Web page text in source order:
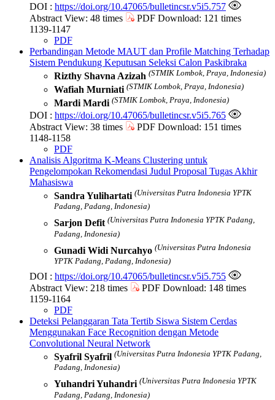
DOI : https://doi.org/10.47065/bulletincsr.v5i5.757
Abstract View: 48 times
PDF Download: 121 times
1139-1147
PDF
Perbandingan Metode MAUT dan Profile Matching Terhadap
Sistem Pendukung Keputusan Seleksi Calon Paskibraka
Rizthy Shavna Azizah (STMIK Lombok, Praya, Indonesia)
Wafiah Murniati (STMIK Lombok, Praya, Indonesia)
Mardi Mardi (STMIK Lombok, Praya, Indonesia)
DOI : https://doi.org/10.47065/bulletincsr.v5i5.765
Abstract View: 38 times
PDF Download: 151 times
1148-1158
PDF
Analisis Algoritma K-Means Clustering untuk
Pengelompokan Rekomendasi Judul Proposal Tugas Akhir
Mahasiswa
Sandra Yulihartati (Universitas Putra Indonesia YPTK
Padang, Padang, Indonesia)
Sarjon Defit (Universitas Putra Indonesia YPTK Padang,
Padang, Indonesia)
Gunadi Widi Nurcahyo (Universitas Putra Indonesia
YPTK Padang, Padang, Indonesia)
DOI : https://doi.org/10.47065/bulletincsr.v5i5.755
Abstract View: 218 times
PDF Download: 148 times
1159-1164
PDF
Deteksi Pelanggaran Tata Tertib Siswa Sistem Cerdas
Menggunakan Face Recognition dengan Metode
Convolutional Neural Network
Syafril Syafril (Universitas Putra Indonesia YPTK Padang,
Padang, Indonesia)
Yuhandri Yuhandri (Universitas Putra Indonesia YPTK
Padang, Padang, Indonesia)